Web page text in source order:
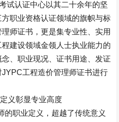
试认证中心以其二十余年的坚
职业资格认证领域的旗帜与标
师证书，更是集专业性、实用
建设领域金领人士执业能力的
、职业现况、证书用途、发证
JYPC工程造价管理师证书进行
义彰显专业高度
的职业定义，超越了传统意义